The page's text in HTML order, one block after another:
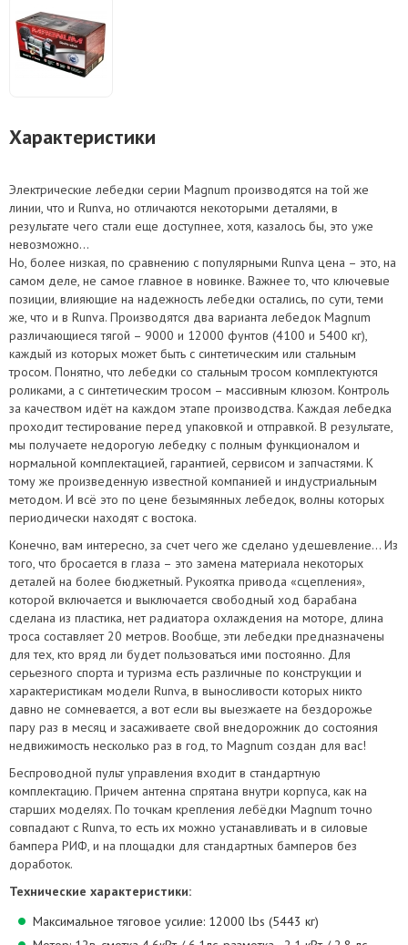
Характеристики
Электрические лебедки серии Magnum производятся на той же
линии, что и Runva, но отличаются некоторыми деталями, в
результате чего стали еще доступнее, хотя, казалось бы, это уже
невозможно…
Но, более низкая, по сравнению с популярными Runva цена – это, на
самом деле, не самое главное в новинке. Важнее то, что ключевые
позиции, влияющие на надежность лебедки остались, по сути, теми
же, что и в Runva. Производятся два варианта лебедок Magnum
различающиеся тягой – 9000 и 12000 фунтов (4100 и 5400 кг),
каждый из которых может быть с синтетическим или стальным
тросом. Понятно, что лебедки со стальным тросом комплектуются
роликами, а с синтетическим тросом – массивным клюзом. Контроль
за качеством идёт на каждом этапе производства. Каждая лебедка
проходит тестирование перед упаковкой и отправкой. В результате,
мы получаете недорогую лебедку с полным функционалом и
нормальной комплектацией, гарантией, сервисом и запчастями. К
тому же произведенную известной компанией и индустриальным
методом. И всё это по цене безымянных лебедок, волны которых
периодически находят с востока.
Конечно, вам интересно, за счет чего же сделано удешевление... Из
того, что бросается в глаза – это замена материала некоторых
деталей на более бюджетный. Рукоятка привода «сцепления»,
которой включается и выключается свободный ход барабана
сделана из пластика, нет радиатора охлаждения на моторе, длина
троса составляет 20 метров. Вообще, эти лебедки предназначены
для тех, кто вряд ли будет пользоваться ими постоянно. Для
серьезного спорта и туризма есть различные по конструкции и
характеристикам модели Runva, в выносливости которых никто
давно не сомневается, а вот если вы выезжаете на бездорожье
пару раз в месяц и засаживаете свой внедорожник до состояния
недвижимость несколько раз в год, то Magnum создан для вас!
Беспроводной пульт управления входит в стандартную
комплектацию. Причем антенна спрятана внутри корпуса, как на
старших моделях. По точкам крепления лебёдки Magnum точно
совпадают с Runva, то есть их можно устанавливать и в силовые
бампера РИФ, и на площадки для стандартных бамперов без
доработок.
Технические характеристики:
Максимальное тяговое усилие: 12000 lbs (5443 кг)